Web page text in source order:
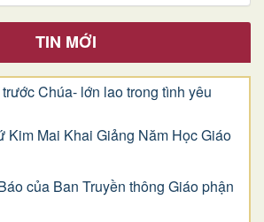
TIN MỚI
Chúa- lớn lao trong tình yêu
Kim Mai Khai Giảng Năm Học Giáo
của Ban Truyền thông Giáo phận